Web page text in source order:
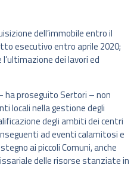
dell’immobile entro il
esecutivo entro aprile 2020;
dei lavori ed
ha proseguito Sertori – non
locali nella gestione degli
degli ambiti dei centri
ad eventi calamitosi e
ai piccoli Comuni, anche
delle risorse stanziate in